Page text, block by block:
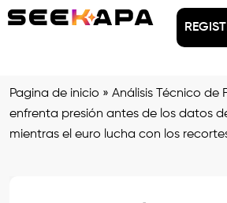
Pagina de inicio » Análisis Técnico de
enfrenta presión antes de los datos
mientras el euro lucha con los